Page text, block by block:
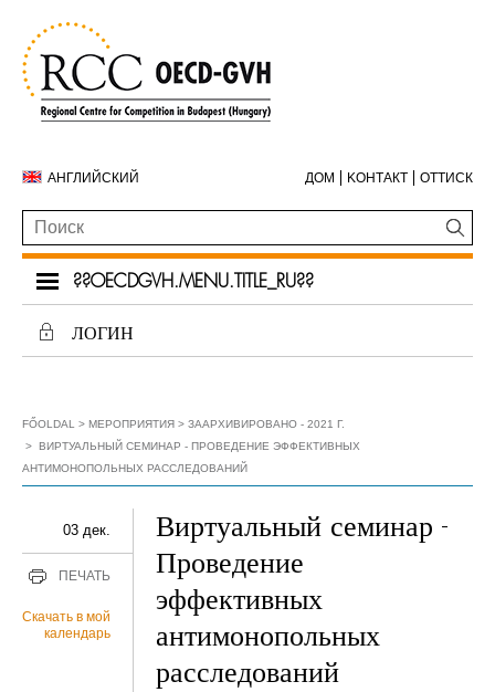
АНГЛИЙСКИЙ ДОМ KОНТАКТ ОТТИСК
??OECDGVH.MENU.TITLE_RU??
ЛОГИН
FŐOLDAL МЕРОПРИЯТИЯ
ЗААРХИВИРОВАНО - 2021 Г.
ВИРТУАЛЬНЫЙ СЕМИНАР - ПРОВЕДЕНИЕ ЭФФЕКТИВНЫХ
АНТИМОНОПОЛЬНЫХ РАССЛЕДОВАНИЙ
03 дек.
ПЕЧАТЬ
Скачать в мой
календарь
Виртуальный семинар -
Проведение
эффективных
антимонопольных
расследований